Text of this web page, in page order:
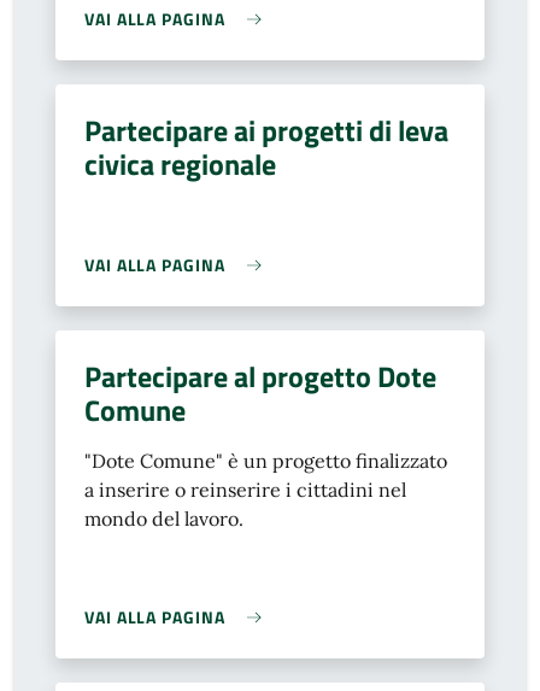
VAI ALLA PAGINA
Partecipare ai progetti di leva
civica regionale
VAI ALLA PAGINA
Partecipare al progetto Dote
Comune
"Dote Comune" è un progetto finalizzato
a inserire o reinserire i cittadini nel
mondo del lavoro.
VAI ALLA PAGINA